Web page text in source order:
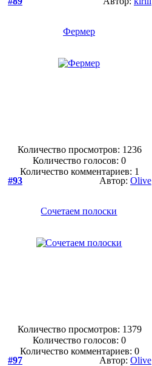
Фермер
Количество просмотров: 1236
Количество голосов:0
Количество комментариев: 1
#93
Автор: Olive
Сочетаем полоски
Количество просмотров: 1379
Количество голосов:0
Количество комментариев: 0
#97
Автор: Olive